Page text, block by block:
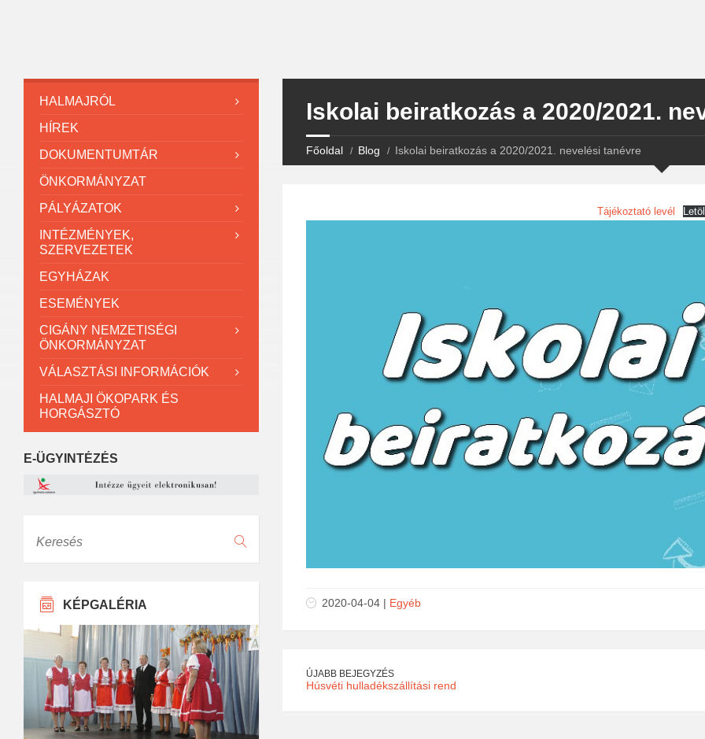
Iskolai beiratkozás a 2020/2021.
Főoldal Blog Iskolai beiratkozás a 2020/2021. nevelési tanévre
Tájékoztató levél
2020-04-04 | Egyéb
ÚJABB BEJEGYZÉS
Húsvéti hulladékszállítási rend
HALMAJRÓL
HÍREK
DOKUMENTUMTÁR
ÖNKORMÁNYZAT
PÁLYÁZATOK
INTÉZMÉNYEK,
SZERVEZETEK
EGYHÁZAK
ESEMÉNYEK
CIGÁNY NEMZETISÉGI
ÖNKORMÁNYZAT
VÁLASZTÁSI INFORMÁCIÓK
HALMAJI ÖKOPARK ÉS
HORGÁSZTÓ
E-ÜGYINTÉZÉS
KÉPGALÉRIA